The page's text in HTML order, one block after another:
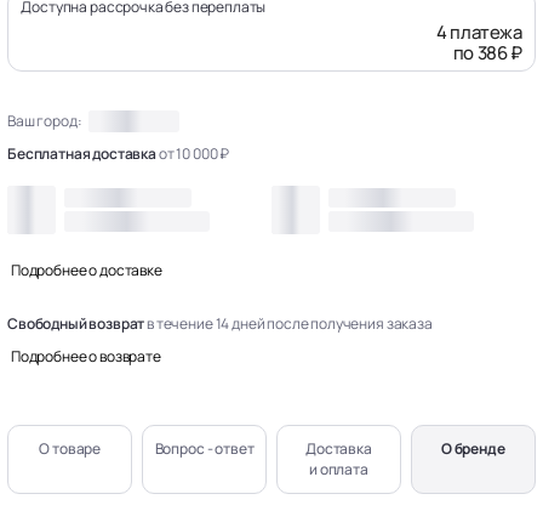
Доступна рассрочка без переплаты
4 платежа
по 386 ₽
Ваш город:
Бесплатная доставкаот 10 000 ₽
Подробнее о доставке
Свободный возвратв течение 14 дней после получения заказа
Подробнее о возврате
О товаре Вопрос - ответ
Доставка
и оплата
О бренде